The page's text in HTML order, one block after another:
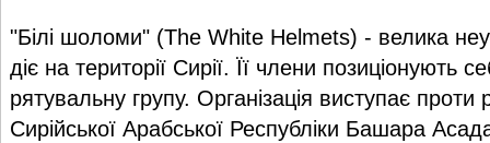
"Білі шоломи" (The White Helmets) - велика
діє на території Сирії. Її члени позиціонують
рятувальну групу. Організація виступає
Сирійської Арабської Республіки Башара